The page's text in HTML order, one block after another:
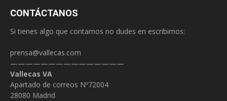
CONTÁCTANOS
Si tienes algo que contarnos no dudes en escribirnos:
prensa@vallecas.com
———————————————
Vallecas VA
Apartado de correos Nº72004
28080 Madrid